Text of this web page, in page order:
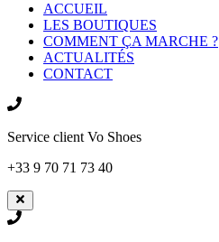
ACCUEIL
LES BOUTIQUES
COMMENT ÇA MARCHE ?
ACTUALITÉS
CONTACT
Service client Vo Shoes
+33 9 70 71 73 40